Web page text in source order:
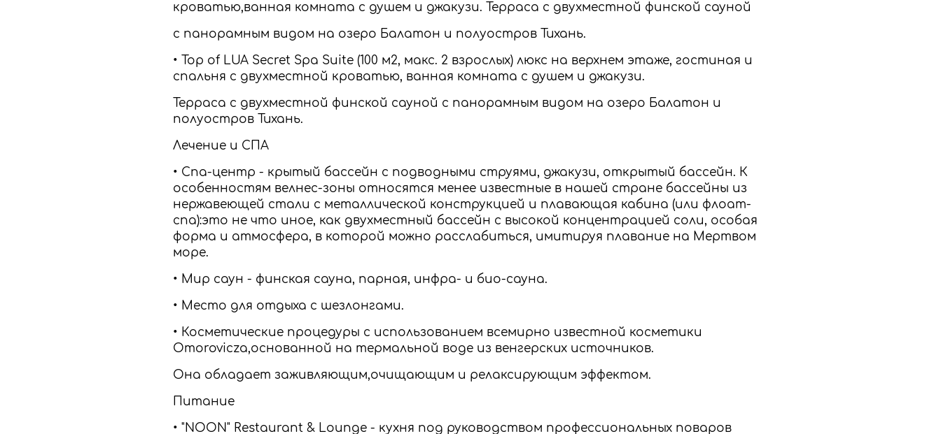
кроватью,ванная комната с душем и джакузи. Терраса с двухместной финской сауной
с панорамным видом на озеро Балатон и полуостров Тихань.
• Top of LUA Secret Spa Suite (100 м2, макс. 2 взрослых) люкс на верхнем этаже, гостиная и
спальня с двухместной кроватью, ванная комната с душем и джакузи.
Терраса с двухместной финской сауной с панорамным видом на озеро Балатон и
полуостров Тихань.
Лечение и СПА
• Спа-центр - крытый бассейн с подводными струями, джакузи, открытый бассейн. К
особенностям велнес-зоны относятся менее известные в нашей стране бассейны из
нержавеющей стали с металлической конструкцией и плавающая кабина (или флоат-
спа):это не что иное, как двухместный бассейн с высокой концентрацией соли, особая
форма и атмосфера, в которой можно расслабиться, имитируя плавание на Мертвом
море.
• Мир саун - финская сауна, парная, инфра- и био-сауна.
• Место для отдыха с шезлонгами.
• Косметические процедуры с использованием всемирно известной косметики
Omorovicza,основанной на термальной воде из венгерских источников.
Она обладает заживляющим,очищающим и релаксирующим эффектом.
Питание
• "NOON" Restaurant & Lounge - кухня под руководством профессиональных поваров